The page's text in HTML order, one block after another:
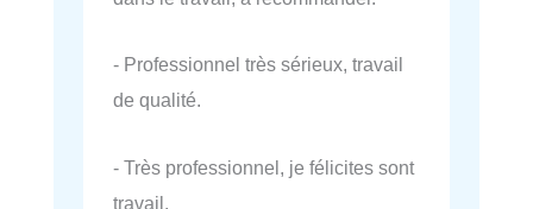
- Professionnel très sérieux, travail
de qualité.
- Très professionnel, je félicites sont
travail.